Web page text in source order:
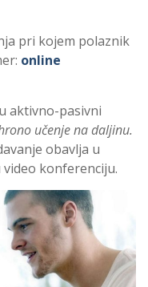
pri kojem polaznik
online
aktivno-pasivni
učenje na daljinu.
obavlja u
konferenciju.